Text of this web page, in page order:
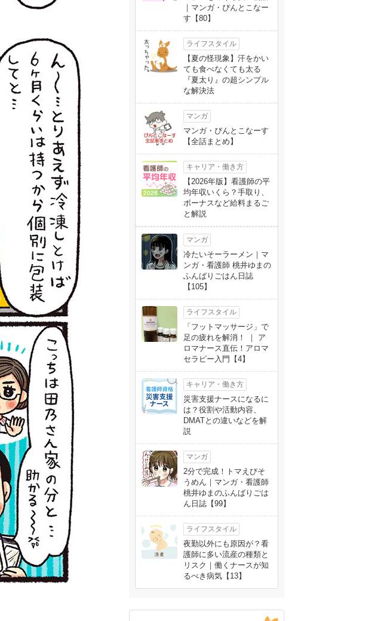
｜マンガ・ぴんとこなー
す【80】
ライフスタイル
【夏の怪現象】汗をかい
ても食べなくても太る
『夏太り』の超シンプル
な解決法
マンガ
マンガ・ぴんとこなーす
【全話まとめ】
キャリア・働き方
【2026年版】看護師の平
均年収いくら？手取り、
ボーナスなど給料まるご
と解説
マンガ
冷たいそーラーメン｜マ
ンガ・看護師 桃井ゆまの
ふんばりごはん日誌
【105】
ライフスタイル
「フットマッサージ」で
足の疲れを解消！ ｜ ア
ロマナース直伝！アロマ
セラピー入門【4】
キャリア・働き方
災害支援ナースになるに
は？役割や活動内容、
DMATとの違いなどを解
説
マンガ
2分で完成！トマえびそ
うめん｜マンガ・看護師
桃井ゆまのふんばりごは
ん日誌【99】
ライフスタイル
夜勤以外にも原因が？看
護師に多い流産の種類と
リスク｜働くナースが知
るべき病気【13】